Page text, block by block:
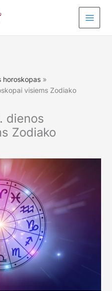
horoskopas
visiems Zodiako
dienos
Zodiako